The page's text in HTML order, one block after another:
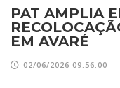
PAT AMPLIA
EM AVARÉ
02/06/2026 09:56:00